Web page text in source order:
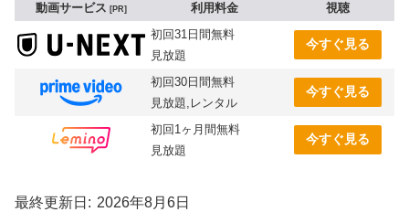
動画サービス PR 利用料金
視聴
初回31日間無料
見放題
今すぐ見る
初回30日間無料
見放題,レンタル
今すぐ見る
初回1ヶ月間無料
見放題
今すぐ見る
最終更新日 2026年8月6日